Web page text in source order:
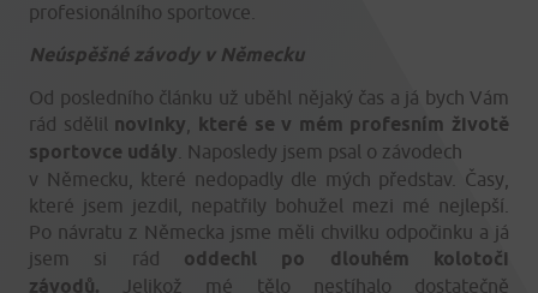
profesionálního sportovce.
Neúspěšné závody v Německu
Od posledního článku už uběhl nějaký čas a já bych Vám
rád sdělil
novinky
které se v mém profesním životě
sportovce udály . Naposledy jsem psal o závodech
v Německu, které nedopadly dle mých představ. Časy,
které jsem jezdil, nepatřily bohužel mezi mé nejlepší.
Po návratu z Německa jsme měli chvilku odpočinku a já
jsem si rád oddechl po dlouhém kolotoči
závodů. Jelikož mé tělo nestíhalo dostatečně